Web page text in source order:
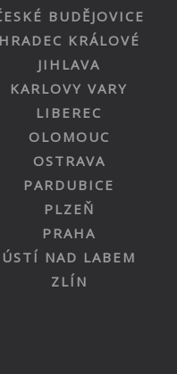
BUDĚJOVICE
HRADEC KRÁLOVÉ
JIHLAVA
KARLOVY VARY
LIBEREC
OLOMOUC
OSTRAVA
PARDUBICE
PLZEŇ
PRAHA
ÚSTÍ NAD LABEM
ZLÍN